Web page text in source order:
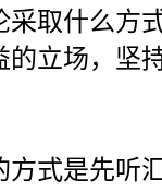
取什么方
的立场，坚
式是先听